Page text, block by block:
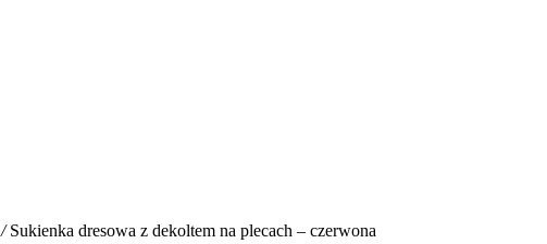
/Sukienka dresowa z dekoltem na plecach – czerwona